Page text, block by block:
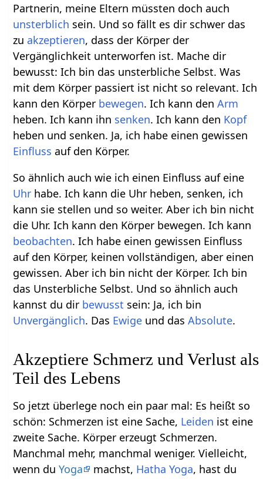
Partnerin, meine Eltern müssten doch auch
unsterblich sein. Und so fällt es dir schwer das
zu akzeptieren, dass der Körper der
Vergänglichkeit unterworfen ist. Mache dir
bewusst: Ich bin das unsterbliche Selbst. Was
mit dem Körper passiert ist nicht so relevant. Ich
kann den Körper bewegen. Ich kann denArm
heben. Ich kann ihn senken. Ich kann den Kopf
heben und senken. Ja, ich habe einen gewissen
Einfluss auf den Körper.
So ähnlich auch wie ich einen Einfluss auf eine
Uhr habe. Ich kann die Uhr heben, senken, ich
kann sie stellen und so weiter. Aber ich bin nicht
die Uhr. Ich kann den Körper bewegen. Ich kann
beobachten. Ich habe einen gewissen Einfluss
auf den Körper, keinen vollständigen, aber einen
gewissen. Aber ich bin nicht der Körper. Ich bin
das Unsterbliche Selbst. Und so ähnlich auch
kannst du dir bewusst sein: Ja, ich bin
Unvergänglich. Das Ewige und dasAbsolute.
Akzeptiere Schmerz und Verlust als
Teil des Lebens
So jetzt überlege noch ein paar mal: Es heißt so
schön: Schmerzen ist eine Sache, Leiden ist eine
zweite Sache. Körper erzeugt Schmerzen.
Manchmal mehr, manchmal weniger. Vielleicht,
wenn duYoga machst, Hatha Yoga, hast du